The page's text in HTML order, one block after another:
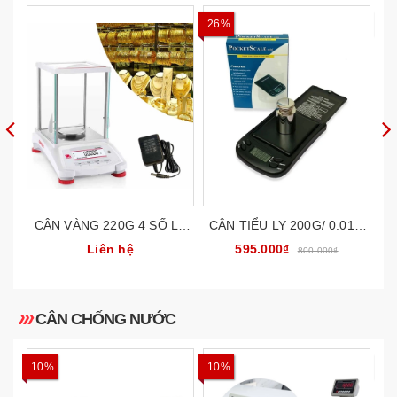
CÂN VÀNG 220G 4 SỐ LẺ
CÂN PHÂN TÍCH PHÒNG
Liên hệ
26%
CÂN TIỂU LY 200G/ 0.01G
CÂN VÀNG ĐIỆN TỬ MINI
595.000₫ 800.000₫
CÂN CHỐNG NƯỚC
10% 10%